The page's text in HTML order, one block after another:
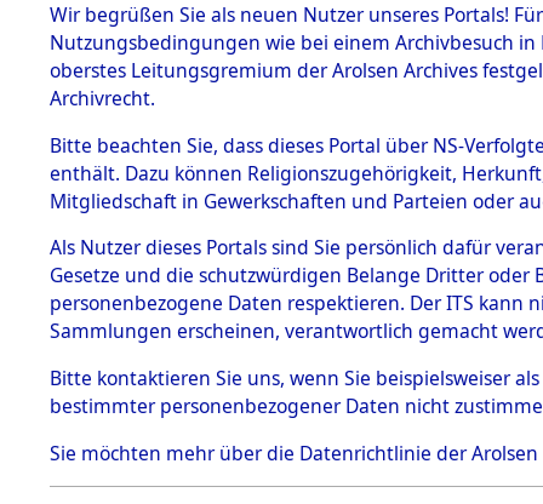
BESTÄNDE
1.
mente
5. Verschiedenes
5.3
Todesmärsche
5.3.1 Alliierte
Erhebungen
zu
Todesmärsch
en
5.3.2
→0480
Wir begrüßen Sie als neuen Nutzer unseres Portals!
Nutzungsbedingungen wie bei einem Archivbesuch
oberstes Leitungsgremium der Arolsen Archives
Archivrecht.
Bitte beachten Sie, dass dieses Portal über NS-
enthält. Dazu können Religionszugehörigkeit,
Mitgliedschaft in Gewerkschaften und Parteien oder
Als Nutzer dieses Portals sind Sie persönlich dafür
Gesetze und die schutzwürdigen Belange Dritter
personenbezogene Daten respektieren. Der ITS
Sammlungen erscheinen, verantwortlich gemacht
Bitte kontaktieren Sie uns, wenn Sie beispielsweiser
bestimmter personenbezogener Daten nicht
Sie möchten mehr über die Datenrichtlinie der Arolsen